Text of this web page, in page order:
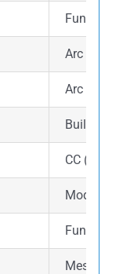
Fungsi
Arc force
Arc Trait
Built-in
CC
Mode
Fungsi
Mesin las